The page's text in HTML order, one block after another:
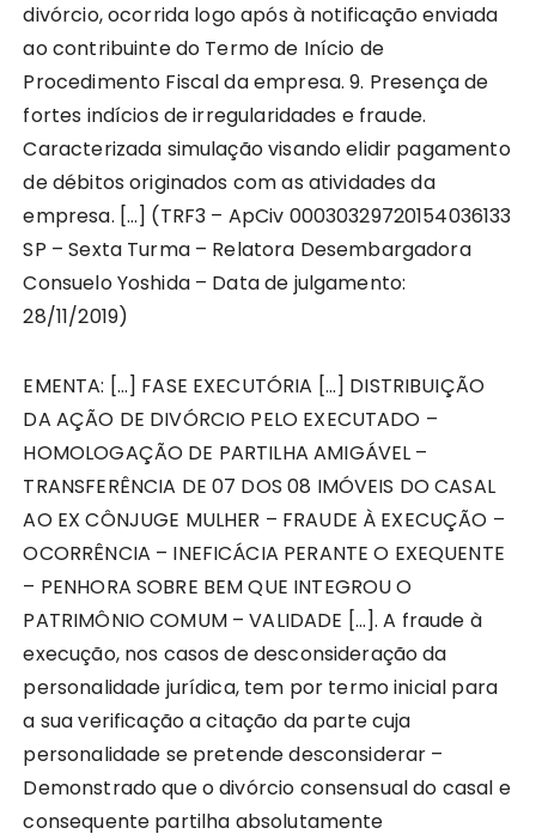
divórcio, ocorrida logo após à notificação enviada
ao contribuinte do Termo de Início de
Procedimento Fiscal da empresa. 9. Presença de
fortes indícios de irregularidades e fraude.
Caracterizada simulação visando elidir pagamento
de débitos originados com as atividades da
empresa. […] (TRF3 – ApCiv 00030329720154036133
SP – Sexta Turma – Relatora Desembargadora
Consuelo Yoshida – Data de julgamento:
28/11/2019)
EMENTA: […] FASE EXECUTÓRIA […] DISTRIBUIÇÃO
DA AÇÃO DE DIVÓRCIO PELO EXECUTADO –
HOMOLOGAÇÃO DE PARTILHA AMIGÁVEL –
TRANSFERÊNCIA DE 07 DOS 08 IMÓVEIS DO CASAL
AO EX CÔNJUGE MULHER – FRAUDE À EXECUÇÃO –
OCORRÊNCIA – INEFICÁCIA PERANTE O EXEQUENTE
– PENHORA SOBRE BEM QUE INTEGROU O
PATRIMÔNIO COMUM – VALIDADE […]. A fraude à
execução, nos casos de desconsideração da
personalidade jurídica, tem por termo inicial para
a sua verificação a citação da parte cuja
personalidade se pretende desconsiderar –
Demonstrado que o divórcio consensual do casal e
consequente partilha absolutamente